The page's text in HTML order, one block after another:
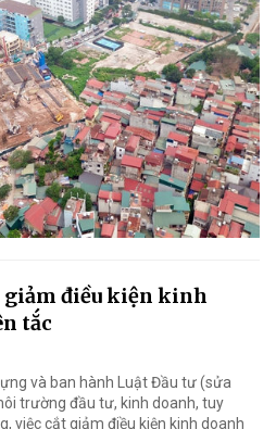
giảm điều kiện kinh
tắc
và ban hành Luật Đầu tư (sửa
trường đầu tư, kinh doanh, tuy
việc cắt giảm điều kiện kinh doanh